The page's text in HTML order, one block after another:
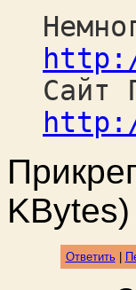
Сайт
KBytes)
Ответить|